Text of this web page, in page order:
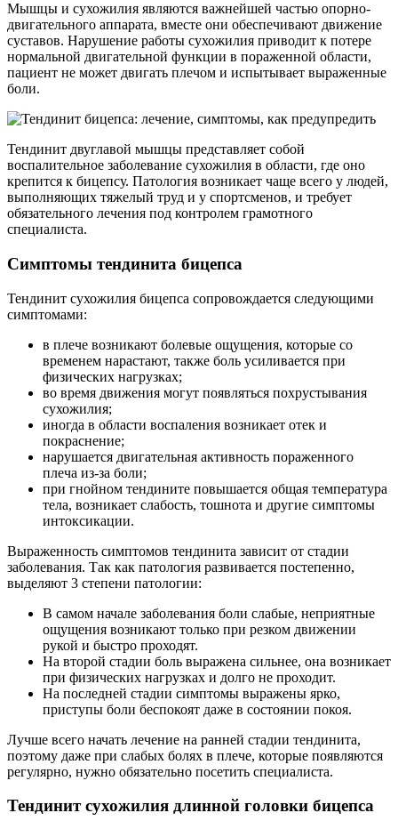
Мышцы и сухожилия являются важнейшей частью опорно-
двигательного аппарата, вместе они обеспечивают движение
суставов. Нарушение работы сухожилия приводит к потере
нормальной двигательной функции в пораженной области,
пациент не может двигать плечом и испытывает выраженные
боли.
Тендинит двуглавой мышцы представляет собой
воспалительное заболевание сухожилия в области, где оно
крепится к бицепсу. Патология возникает чаще всего у людей,
выполняющих тяжелый труд и у спортсменов, и требует
обязательного лечения под контролем грамотного
специалиста.
Симптомы тендинита бицепса
Тендинит сухожилия бицепса сопровождается следующими
симптомами:
в плече возникают болевые ощущения, которые со
временем нарастают, также боль усиливается при
физических нагрузках;
во время движения могут появляться похрустывания
сухожилия;
иногда в области воспаления возникает отек и
покраснение;
нарушается двигательная активность пораженного
плеча из-за боли;
при гнойном тендините повышается общая температура
тела, возникает слабость, тошнота и другие симптомы
интоксикации.
Выраженность симптомов тендинита зависит от стадии
заболевания. Так как патология развивается постепенно,
выделяют 3 степени патологии:
В самом начале заболевания боли слабые, неприятные
ощущения возникают только при резком движении
рукой и быстро проходят.
На второй стадии боль выражена сильнее, она возникает
при физических нагрузках и долго не проходит.
На последней стадии симптомы выражены ярко,
приступы боли беспокоят даже в состоянии покоя.
Лучше всего начать лечение на ранней стадии тендинита,
поэтому даже при слабых болях в плече, которые появляются
регулярно, нужно обязательно посетить специалиста.
Тендинит сухожилия длинной головки бицепса